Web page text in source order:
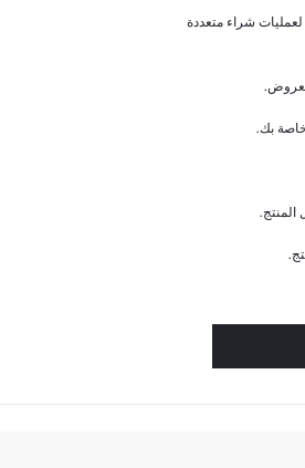
لعمليات شراء متعددة
المنتج.